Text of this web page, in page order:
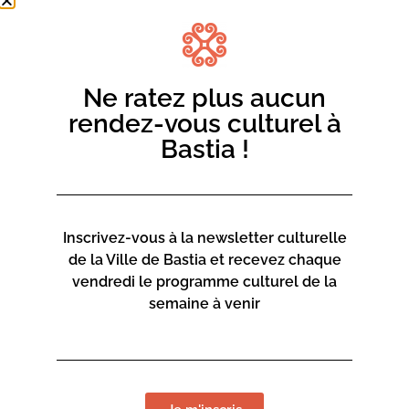
Contact :
mediateca-centrucita@bastia.corsica
Page web :
https://www.bastia.corsica/servizii/culture-
Mediateca Centru Cità
20200 Bastia
Ne ratez plus aucun
rendez-vous culturel à
Bastia !
Inscrivez-vous à la newsletter culturelle
de la Ville de Bastia et recevez chaque
vendredi le programme culturel de la
semaine à venir